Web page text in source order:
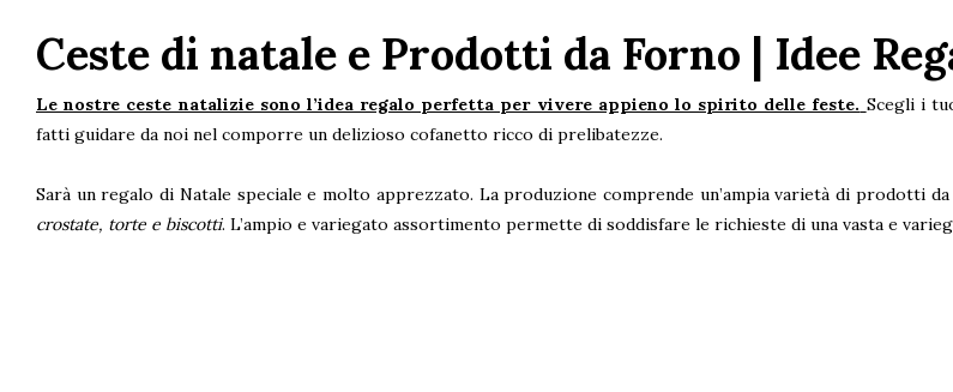
Ceste di natale e Prodotti da Forno | Idee
Le nostre ceste natalizie sono l’idea regalo perfetta per vivere appieno lo spirito delle feste. Scegli i
fatti guidare da noi nel comporre un delizioso cofanetto ricco di prelibatezze.
Sarà un regalo di Natale speciale e molto apprezzato. La produzione comprende un’ampia varietà di prodotti
crostate, torte e biscotti. L’ampio e variegato assortimento permette di soddisfare le richieste di una vasta e